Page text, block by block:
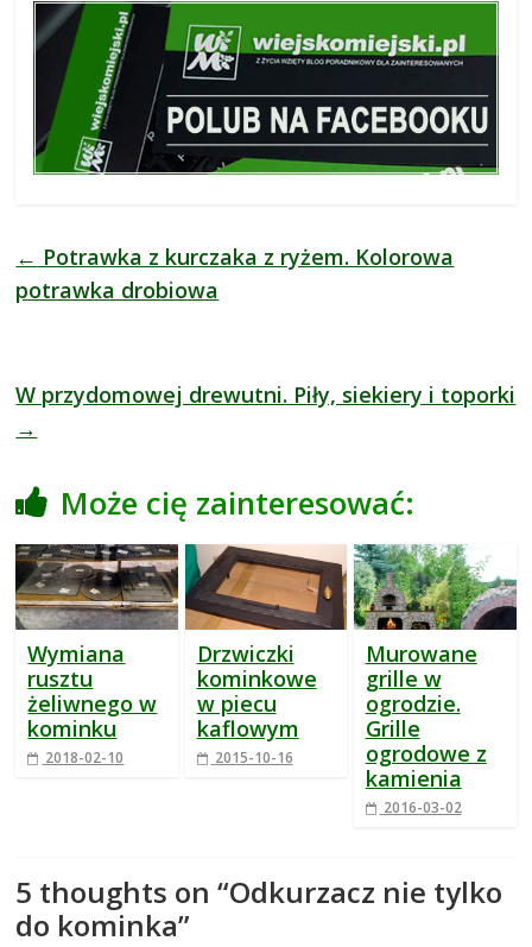
← Potrawka z kurczaka z ryżem. Kolorowa
potrawka drobiowa
W przydomowej drewutni. Piły, siekiery i toporki
→
Może cię zainteresować:
Wymiana
rusztu
żeliwnego w
kominku
2018-02-10
Drzwiczki
kominkowe
w piecu
kaflowym
2015-10-16
Murowane
grille w
ogrodzie.
Grille
ogrodowe z
kamienia
2016-03-02
5 thoughts on “Odkurzacz nie tylko
do kominka”